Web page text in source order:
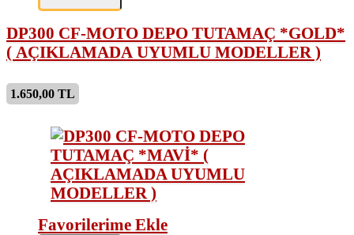
DP300 CF-MOTO DEPO TUTAMAÇ *GOLD*
( AÇIKLAMADA UYUMLU MODELLER )
1.650,00 TL
Favorilerime Ekle